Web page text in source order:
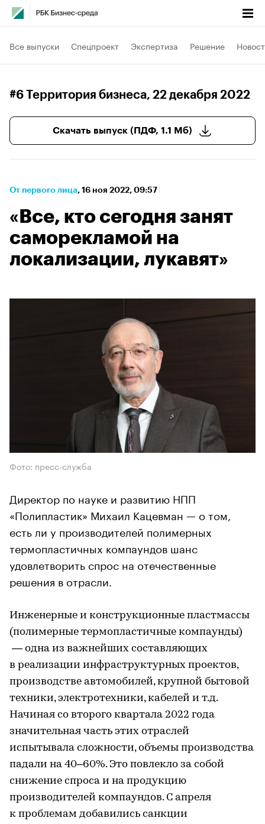
Все выпуски Спецпроект Экспертиза Решение
#6 Территория бизнеса, 22 декабря 2022
Скачать выпуск (ПДФ, 1.1 Мб)
От первого лица⁠, 16 ноя 2022, 09:57
«Все, кто сегодня занят
саморекламой на
локализации, лукавят»
Фото: пресс-служба
Директор по науке и развитию НПП
«Полипластик» Михаил Кацевман — о том,
есть ли у производителей полимерных
термопластичных компаундов шанс
удовлетворить спрос на отечественные
решения в отрасли.
Инженерные и конструкционные пластмассы
(полимерные термопластичные компаунды)
— одна из важнейших составляющих
в реализации инфраструктурных проектов,
производстве автомобилей, крупной бытовой
техники, электротехники, кабелей и т.д.
Начиная со второго квартала 2022 года
значительная часть этих отраслей
испытывала сложности, объемы производства
падали на 40–60%. Это повлекло за собой
снижение спроса и на продукцию
производителей компаундов. С апреля
к проблемам добавились санкции